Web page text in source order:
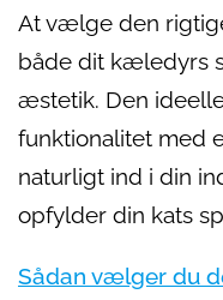
At vælge den
både dit kæledyrs
æstetik. Den
funktionalitet med
naturligt ind i din
opfylder din kats
Sådan vælger du